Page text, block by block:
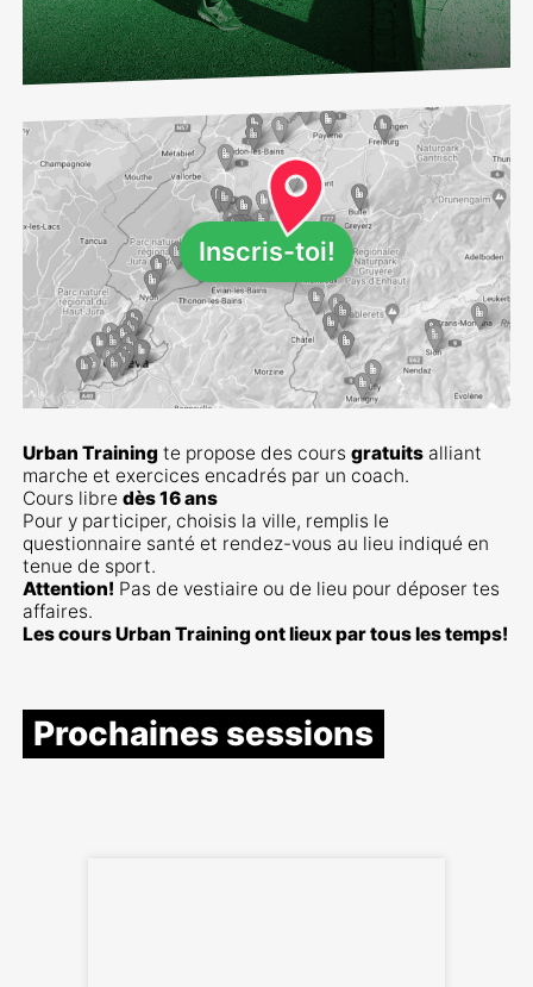
Inscris-toi!
Urban Training te propose des cours gratuitsalliant
marche et exercices encadrés par un coach.
Cours libre dès 16 ans
Pour y participer, choisis la ville, remplis le
questionnaire santé et rendez-vous au lieu indiqué en
tenue de sport.
Attention! Pas de vestiaire ou de lieu pour déposer tes
affaires.
Les cours Urban Training ont lieux par tous les temps!
Prochaines sessions